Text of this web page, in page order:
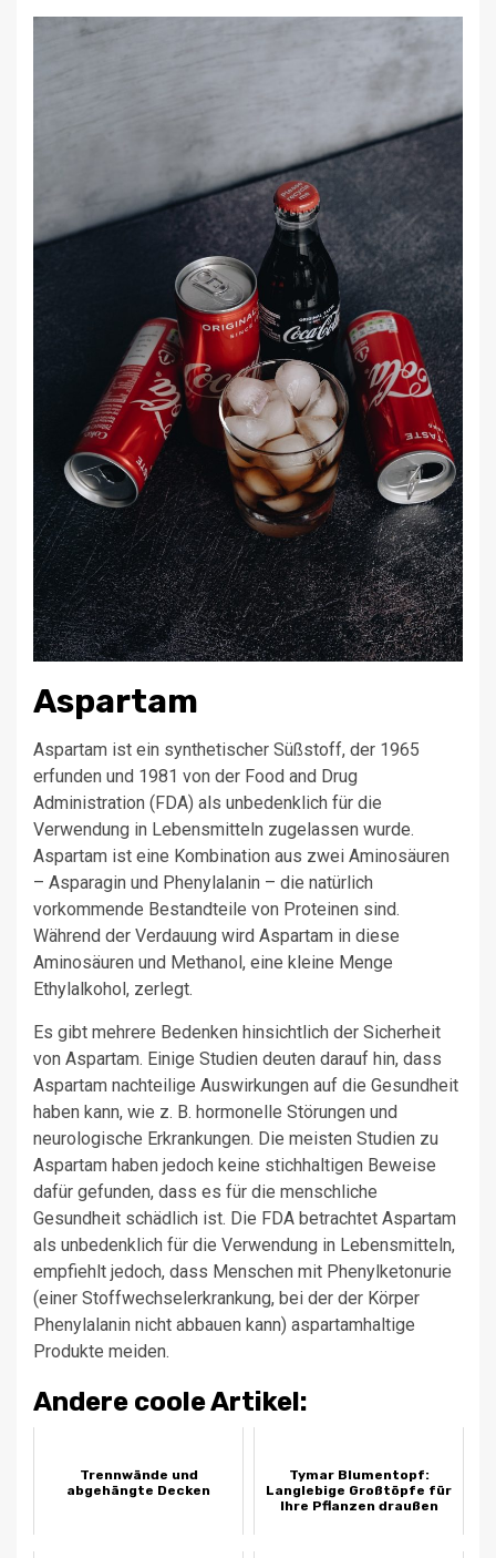
Aspartam
Aspartam ist ein synthetischer Süßstoff, der 1965
erfunden und 1981 von der Food and Drug
Administration (FDA) als unbedenklich für die
Verwendung in Lebensmitteln zugelassen wurde.
Aspartam ist eine Kombination aus zwei Aminosäuren
– Asparagin und Phenylalanin – die natürlich
vorkommende Bestandteile von Proteinen sind.
Während der Verdauung wird Aspartam in diese
Aminosäuren und Methanol, eine kleine Menge
Ethylalkohol, zerlegt.
Es gibt mehrere Bedenken hinsichtlich der Sicherheit
von Aspartam. Einige Studien deuten darauf hin, dass
Aspartam nachteilige Auswirkungen auf die Gesundheit
haben kann, wie z. B. hormonelle Störungen und
neurologische Erkrankungen. Die meisten Studien zu
Aspartam haben jedoch keine stichhaltigen Beweise
dafür gefunden, dass es für die menschliche
Gesundheit schädlich ist. Die FDA betrachtet Aspartam
als unbedenklich für die Verwendung in Lebensmitteln,
empfiehlt jedoch, dass Menschen mit Phenylketonurie
(einer Stoffwechselerkrankung, bei der der Körper
Phenylalanin nicht abbauen kann) aspartamhaltige
Produkte meiden.
Andere coole Artikel:
Trennwände und
abgehängte Decken
Tymar Blumentopf:
Langlebige Großtöpfe für
Ihre Pflanzen draußen